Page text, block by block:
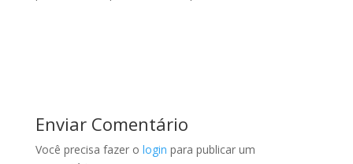
Enviar Comentário
Você precisa fazer o login para publicar um